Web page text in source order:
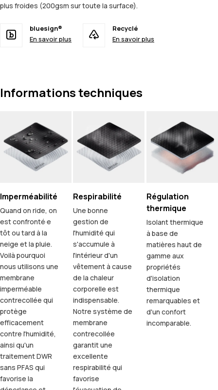
plus froides (200gsm sur toute la surface).
bluesign®
En savoir plus
Recyclé
En savoir plus
Informations techniques
Imperméabilité
Quand on ride, on
est confronté·e
tôt ou tard à la
neige et la pluie.
Voilà pourquoi
nous utilisons une
membrane
imperméable
contrecollée qui
protège
efficacement
contre l'humidité,
ainsi qu'un
traitement DWR
sans PFAS qui
favorise la
Respirabilité
Une bonne
gestion de
l'humidité qui
s'accumule à
l'intérieur d'un
vêtement à cause
de la chaleur
corporelle est
indispensable.
Notre système de
membrane
contrecollée
garantit une
excellente
respirabilité qui
favorise
Régulation
thermique
Isolant thermique
à base de
matières haut de
gamme aux
propriétés
d'isolation
thermique
remarquables et
d'un confort
incomparable.